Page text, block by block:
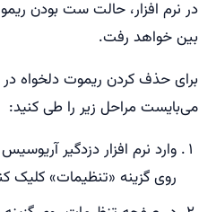
در نرم افزار، حالت ست بودن
بین خواهد رفت.
برای حذف کردن ریموت دلخواه در
می‌بایست مراحل زیر را طی کنید:
وارد نرم افزار دزدگیر
روی گزینه «تنظیمات» کلیک